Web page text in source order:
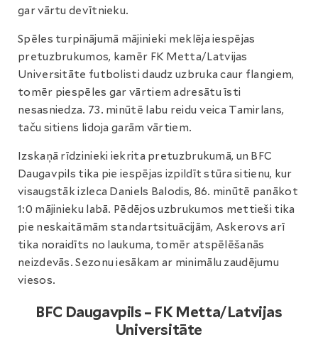
gar vārtu devītnieku.
Spēles turpinājumā mājinieki meklēja iespējas
pretuzbrukumos, kamēr FK Metta/Latvijas
Universitāte futbolisti daudz uzbruka caur flangiem,
tomēr piespēles gar vārtiem adresātu īsti
nesasniedza. 73. minūtē labu reidu veica Tamirlans,
taču sitiens lidoja garām vārtiem.
Izskaņā rīdzinieki iekrita pretuzbrukumā, un BFC
Daugavpils tika pie iespējas izpildīt stūra sitienu, kur
visaugstāk izleca Daniels Balodis, 86. minūtē panākot
1:0 mājinieku labā. Pēdējos uzbrukumos mettieši tika
pie neskaitāmām standartsituācijām, Askerovs arī
tika noraidīts no laukuma, tomēr atspēlēšanās
neizdevās. Sezonu iesākam ar minimālu zaudējumu
viesos.
BFC Daugavpils – FK Metta/Latvijas
Universitāte